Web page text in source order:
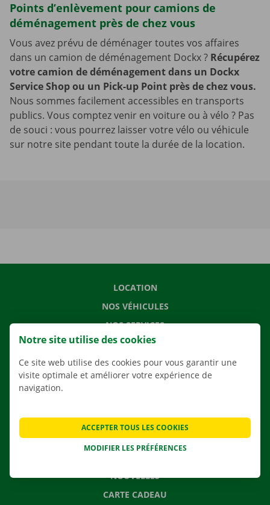
Points d’enlèvement pour camions de
déménagement près de chez vous
Vous avez prévu de déménager toutes vos affaires
dans un camion de déménagement Dockx ? Récupérez
votre camion de déménagement dans un Dockx
Service Shop ou un Pick-up Point près de chez vous.
Nous sommes facilement accessibles en transports
publics. Vous comptez venir en voiture ou à vélo ? Pas
de souci : vous pourrez laisser votre vélo ou véhicule
sur notre site pendant toute la durée de la location.
LOCATION
NOS VÉHICULES
NOS SERVICES
AGENCES
APPLI
SOLUTIONS DE DÉMÉNAGEMENT
CONTACTEZ NOUS
NOUVELLES
CARTE CADEAU
Notre site utilise des cookies
Ce site web utilise des cookies pour vous garantir une
visite optimale et améliorer votre expérience de
navigation.
MODIFIER LES PRÉFÉRENCES
ACCEPTER TOUS LES COOKIES